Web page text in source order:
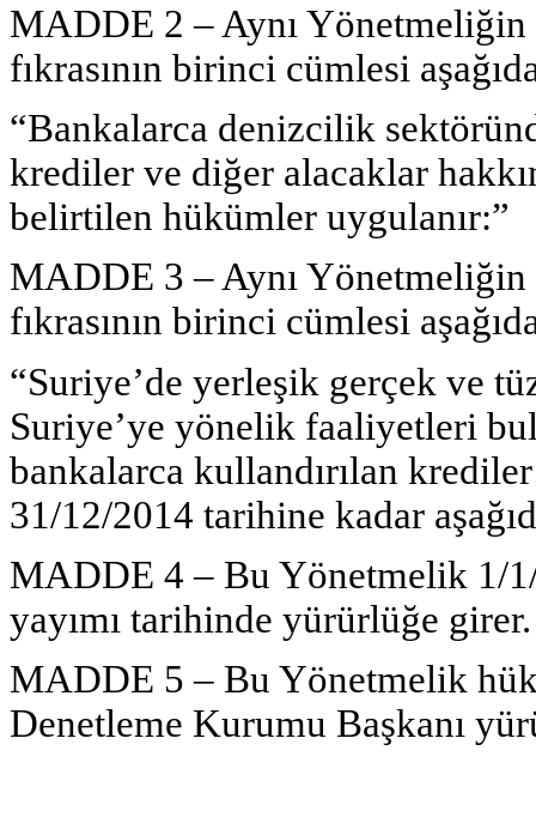
MADDE 2 – Aynı
fıkrasının birinci cümlesi
“Bankalarca denizcilik
krediler ve diğer alacaklar
belirtilen hükümler uygulanır:”
MADDE 3 – Aynı
fıkrasının birinci cümlesi
“Suriye’de yerleşik gerçek ve
Suriye’ye yönelik faaliyetleri
bankalarca kullandırılan
31/12/2014 tarihine kadar
MADDE 4 – Bu Yönetmelik 1/
yayımı tarihinde yürürlüğe girer.
MADDE 5 – Bu Yönetmelik
Denetleme Kurumu Başkanı